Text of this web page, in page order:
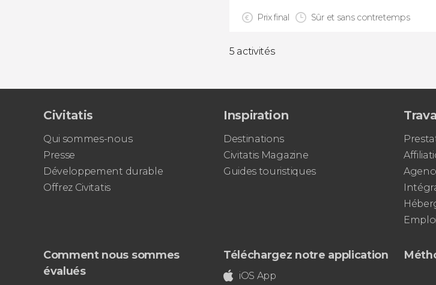
Prix final Sûr et sans contretemps
5 activités
Civitatis
Qui sommes-nous
Presse
Développement durable
Offrez Civitatis
Inspiration
Destinations
Civitatis Magazine
Guides touristiques
Emploi
Comment nous sommes
évalués
Téléchargez notre application
iOS App